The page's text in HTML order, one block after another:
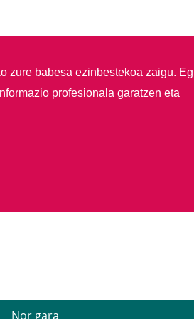
zure babesa ezinbestekoa zaigu.
profesionala garatzen eta
Nor gara